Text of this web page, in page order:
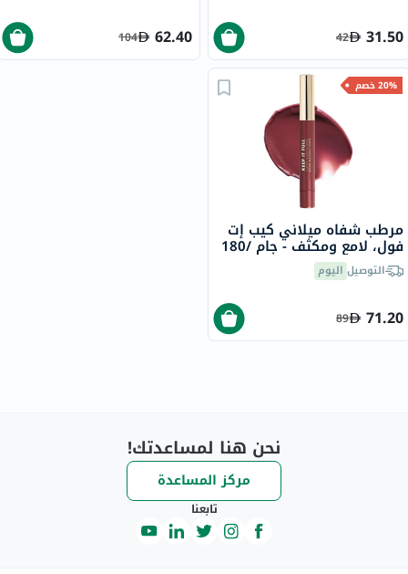
31.50
42
62.40
104
20% خصم
مرطب شفاه ميلاني كيب إت
فول، لامع ومكثف - جام /180
التوصيل اليوم
71.20
89
نحن هنا لمساعدتك!
مركز المساعدة
تابعنا